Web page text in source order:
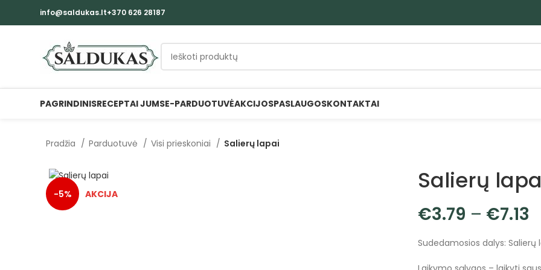
info@saldukas.lt+370 626 28187
PAGRINDINISRECEPTAI JUMSE-PARDUOTUVĖAKCIJOSPASLAUGOSKONTAKTAI
Pradžia Parduotuvė Visi prieskoniai Salierų lapai
-5% Salierų
€3.79 – €7.13
Sudedamosios dalys: Salierų